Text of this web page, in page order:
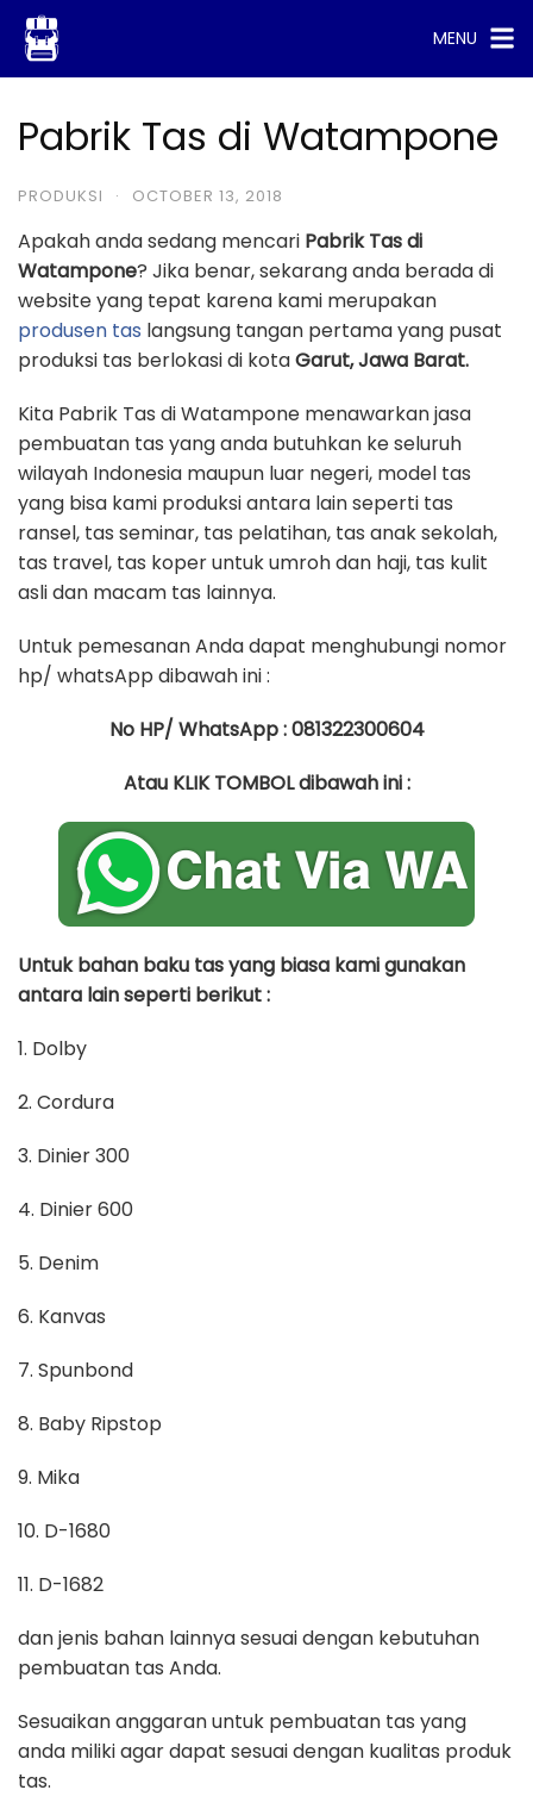
Skip
content
MENU
Pabrik Tas di Watampone
PRODUKSI · OCTOBER 13, 2018
Apakah anda sedang mencari Pabrik Tas di
Watampone? Jika benar, sekarang anda berada di
website yang tepat karena kami merupakan
produsen tas langsung tangan pertama yang pusat
produksi tas berlokasi di kotaGarut, Jawa Barat.
Kita Pabrik Tas di Watampone menawarkan jasa
pembuatan tas yang anda butuhkan ke seluruh
wilayah Indonesia maupun luar negeri, model tas
yang bisa kami produksi antara lain seperti tas
ransel, tas seminar, tas pelatihan, tas anak sekolah,
tas travel, tas koper untuk umroh dan haji, tas kulit
asli dan macam tas lainnya.
Untuk pemesanan Anda dapat menghubungi nomor
hp/ whatsApp dibawah ini :
No HP/ WhatsApp : 081322300604
Atau KLIK TOMBOL dibawah ini :
Untuk bahan baku tas yang biasa kami gunakan
antara lain seperti berikut :
1. Dolby
2. Cordura
3. Dinier 300
4. Dinier 600
5. Denim
6. Kanvas
7. Spunbond
8. Baby Ripstop
9. Mika
10. D-1680
11. D-1682
dan jenis bahan lainnya sesuai dengan kebutuhan
pembuatan tas Anda.
Sesuaikan anggaran untuk pembuatan tas yang
anda miliki agar dapat sesuai dengan kualitas produk
tas.